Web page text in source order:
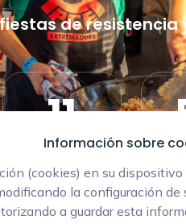
Información sobre
(cookies) en su
la configuración
a guardar esta
de resistencia
11
Horas